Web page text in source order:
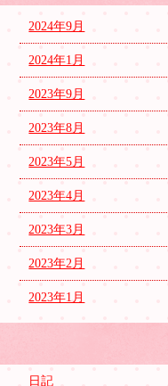
2024年9月
2024年1月
2023年9月
2023年8月
2023年5月
2023年4月
2023年3月
2023年2月
2023年1月
日記